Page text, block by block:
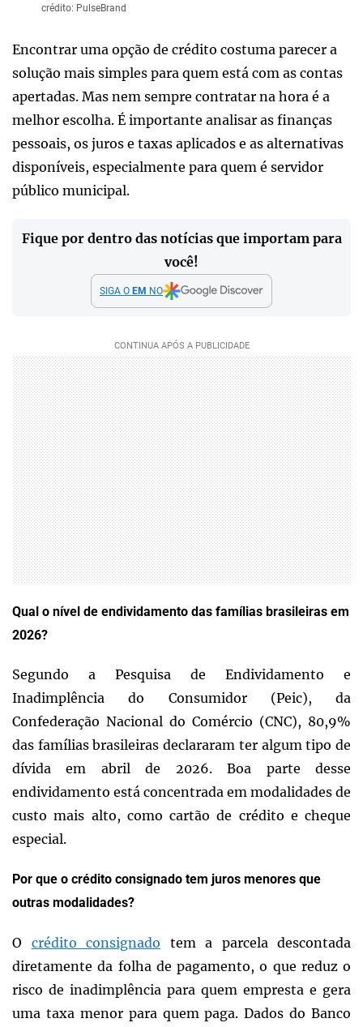
crédito: PulseBrand
Encontrar uma opção de crédito costuma parecer a
solução mais simples para quem está com as contas
apertadas. Mas nem sempre contratar na hora é a
melhor escolha. É importante analisar as finanças
pessoais, os juros e taxas aplicados e as alternativas
disponíveis, especialmente para quem é servidor
público municipal.
Fique por dentro das notícias que importam para
você!
SIGA O EM NO
Qual o nível de endividamento das famílias brasileiras em
2026?
Segundo a Pesquisa de Endividamento e
Inadimplência do Consumidor (Peic), da
Confederação Nacional do Comércio (CNC), 80,9%
das famílias brasileiras declararam ter algum tipo de
dívida em abril de 2026. Boa parte desse
endividamento está concentrada em modalidades de
custo mais alto, como cartão de crédito e cheque
especial.
Por que o crédito consignado tem juros menores que
outras modalidades?
O crédito consignado tem a parcela descontada
diretamente da folha de pagamento, o que reduz o
risco de inadimplência para quem empresta e gera
uma taxa menor para quem paga. Dados do Banco